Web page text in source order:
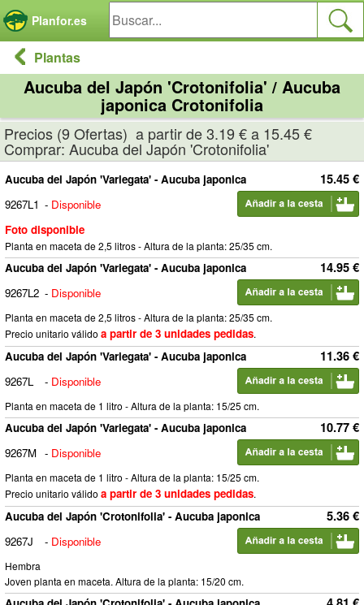
Planfor.es
Plantas
Aucuba del Japón 'Crotonifolia' / Aucuba
japonica Crotonifolia
Precios (9 Ofertas) a partir de 3.19 € a 15.45 €
Comprar: Aucuba del Japón 'Crotonifolia'
15.45 €
Aucuba del Japón 'Variegata' - Aucuba japonica
9267L1 - Disponible
Foto disponible
Planta en maceta de 2,5 litros - Altura de la planta: 25/35 cm.
14.95 €
Aucuba del Japón 'Variegata' - Aucuba japonica
9267L2 - Disponible
Planta en maceta de 2,5 litros - Altura de la planta: 25/35 cm.
Precio unitario válido a partir de 3 unidades pedidas.
11.36 €
Aucuba del Japón 'Variegata' - Aucuba japonica
9267L
- Disponible
Planta en maceta de 1 litro - Altura de la planta: 15/25 cm.
10.77 €
Aucuba del Japón 'Variegata' - Aucuba japonica
9267M - Disponible
Planta en maceta de 1 litro - Altura de la planta: 15/25 cm.
Precio unitario válido a partir de 3 unidades pedidas.
5.36 €
Aucuba del Japón 'Crotonifolia' - Aucuba japonica
9267J
- Disponible
Hembra
Joven planta en maceta. Altura de la planta: 15/20 cm.
Panel de gestión de cookies